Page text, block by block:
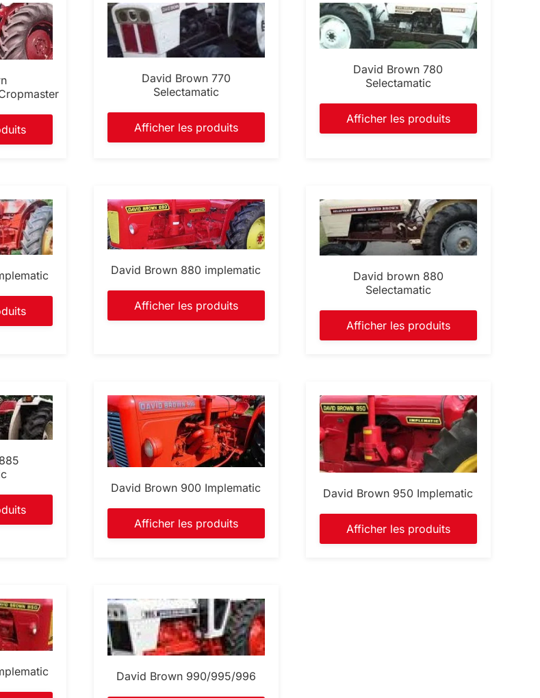
David Brown 770
Selectamatic
Afficher les produits
David Brown 780
Selectamatic
Afficher les produits
David Brown 880 implematic
Afficher les produits
David brown 880
Selectamatic
Afficher les produits
David Brown 900 Implematic
Afficher les produits
David Brown 950 Implematic
Afficher les produits
David Brown 990/995/996